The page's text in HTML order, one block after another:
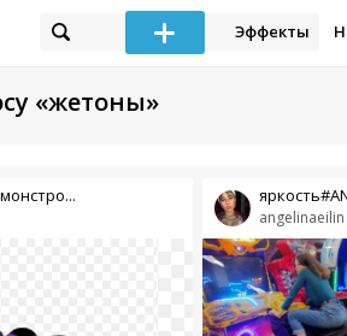
Эффекты
«жетоны»
angelinaeilin